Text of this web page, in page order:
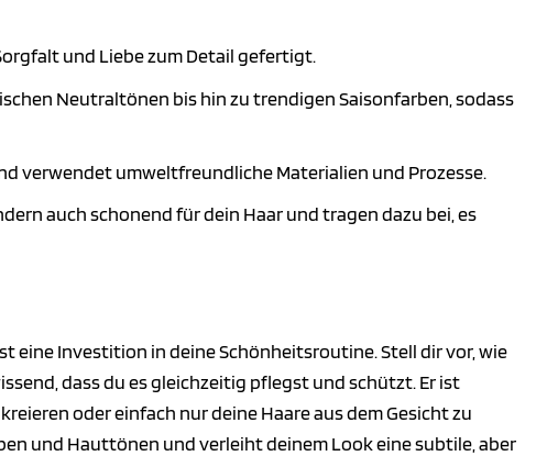
und Liebe zum Detail gefertigt.
Neutraltönen bis hin zu trendigen Saisonfarben, sodass
verwendet umweltfreundliche Materialien und Prozesse.
auch schonend für dein Haar und tragen dazu bei, es
eine Investition in deine Schönheitsroutine. Stell dir vor, wie
dass du es gleichzeitig pflegst und schützt. Er ist
oder einfach nur deine Haare aus dem Gesicht zu
und Hauttönen und verleiht deinem Look eine subtile, aber